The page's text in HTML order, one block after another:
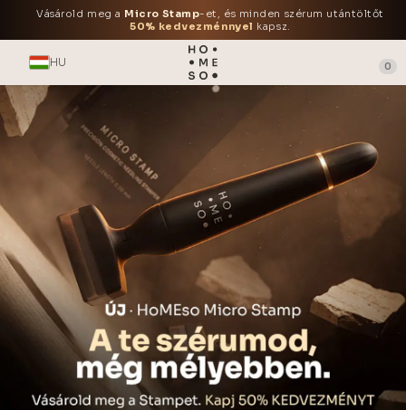
Vásárold meg a Micro Stamp-et, és minden szérum utántöltőt
50% kedvezménnyel kapsz.
HU 0